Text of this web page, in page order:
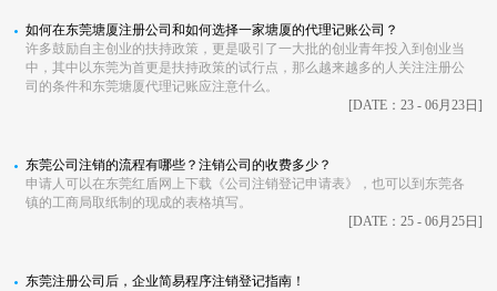
如何在东莞塘厦注册公司和如何选择一家塘厦的代理记账公司？
许多鼓励自主创业的扶持政策，更是吸引了一大批的创业青年投入到创业当
中，其中以东莞为首更是扶持政策的试行点，那么越来越多的人关注注册公
司的条件和东莞塘厦代理记账应注意什么。
[DATE：23 - 06月23日]
东莞公司注销的流程有哪些？注销公司的收费多少？
申请人可以在东莞红盾网上下载《公司注销登记申请表》，也可以到东莞各
镇的工商局取纸制的现成的表格填写。
[DATE：25 - 06月25日]
东莞注册公司后，企业简易程序注销登记指南！